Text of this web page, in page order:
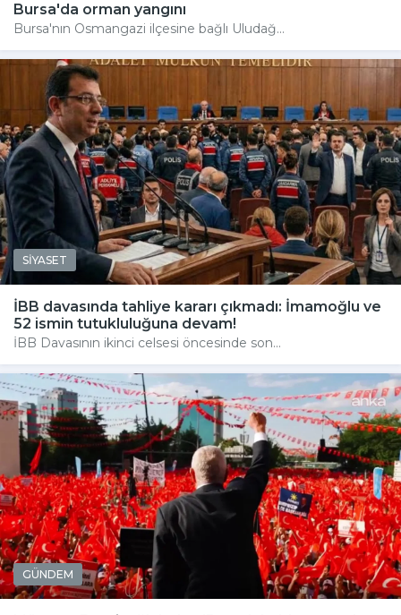
Bursa'da orman yangını
Bursa'nın Osmangazi ilçesine bağlı Uludağ...
SİYASET
İBB davasında tahliye kararı çıkmadı: İmamoğlu ve
52 ismin tutukluluğuna devam!
İBB Davasının ikinci celsesi öncesinde son...
GÜNDEM